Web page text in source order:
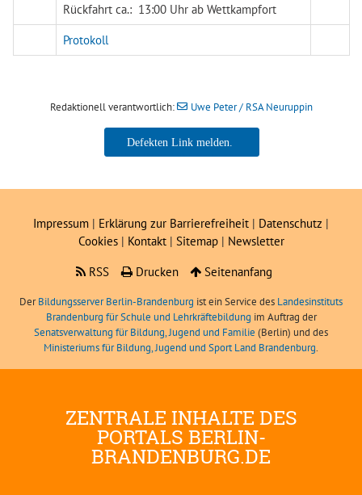
Rückfahrt ca.: 13:00 Uhr ab Wettkampfort
Protokoll
Redaktionell verantwortlich: Uwe Peter / RSA Neuruppin
Uwe Peter / RSA Neuruppin
Impressum | Erklärung zur Barrierefreiheit | Datenschutz |
Cookies| Kontakt | Sitemap| Newsletter
RSS
Drucken Seitenanfang
DerBildungsserver Berlin-Brandenburg ist ein Service des Landesinstituts
Brandenburg für Schule und Lehrkräftebildung im Auftrag der
Senatsverwaltung für Bildung, Jugend und Familie (Berlin) und des
Ministeriums für Bildung, Jugend und Sport Land Brandenburg.
ZENTRALE INHALTE DES
PORTALS BERLIN-
BRANDENBURG.DE